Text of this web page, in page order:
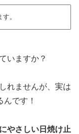
。
いますか？
れませんが、実は
んです！
やさしい日焼け止